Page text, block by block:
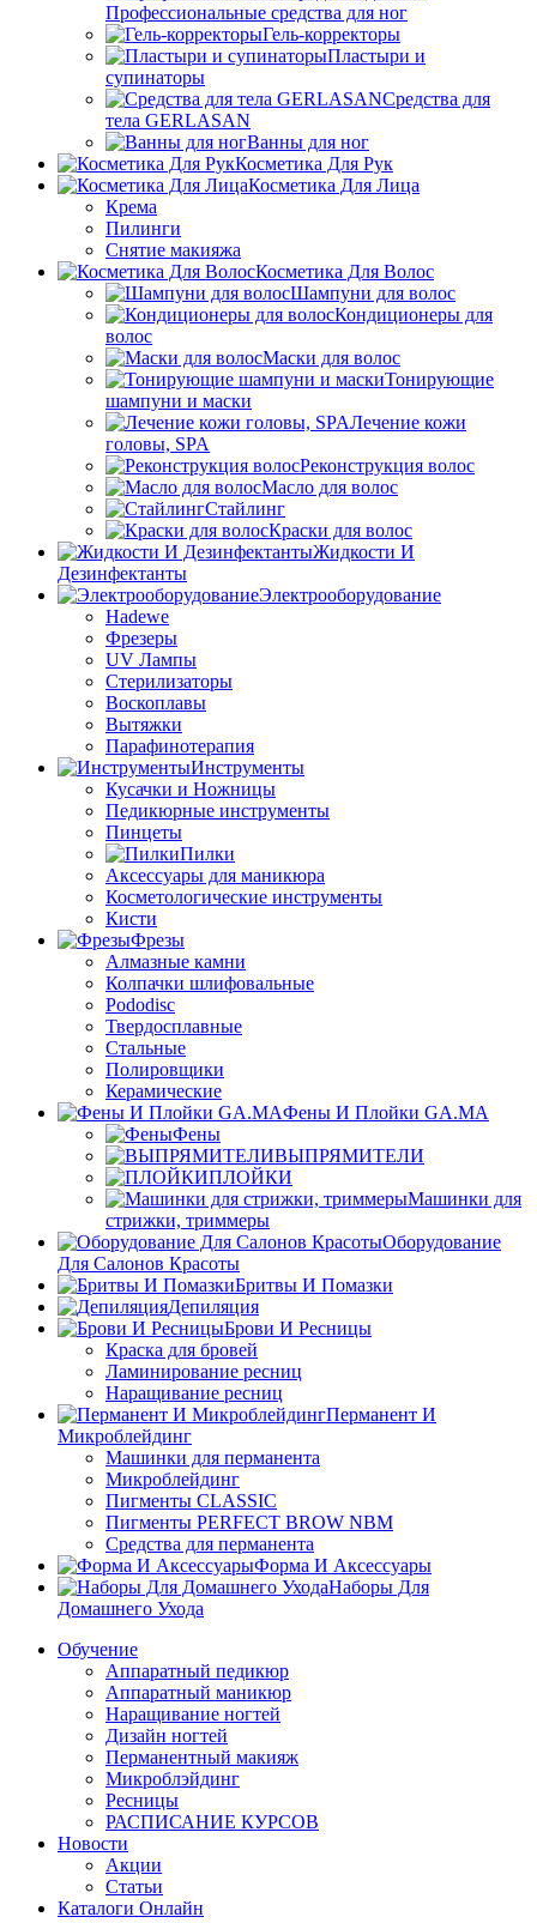
Профессиональные средства для ног
Гель-корректоры
Пластыри и
супинаторы
Средства для
тела GERLASAN
Ванны для ног
Косметика Для Рук
Косметика Для Лица
Крема
Пилинги
Снятие макияжа
Косметика Для Волос
Шампуни для волос
Кондиционеры для
волос
Маски для волос
Тонирующие
шампуни и маски
Лечение кожи
головы, SPA
Реконструкция волос
Масло для волос
Стайлинг
Краски для волос
Жидкости И
Дезинфектанты
Электрооборудование
Hadewe
Фрезеры
UV Лампы
Стерилизаторы
Воскоплавы
Вытяжки
Парафинотерапия
Инструменты
Кусачки и Ножницы
Педикюрные инструменты
Пинцеты
Пилки
Аксессуары для маникюра
Косметологические инструменты
Кисти
Фрезы
Алмазные камни
Колпачки шлифовальные
Pododisc
Твердосплавные
Стальные
Полировщики
Керамические
Фены И Плойки GA.MA
Фены
ВЫПРЯМИТЕЛИ
ПЛОЙКИ
Машинки для
стрижки, триммеры
Оборудование
Для Салонов Красоты
Бритвы И Помазки
Депиляция
Брови И Ресницы
Краска для бровей
Ламинирование ресниц
Наращивание ресниц
Перманент И
Микроблейдинг
Машинки для перманента
Микроблейдинг
Пигменты CLASSIC
Пигменты PERFECT BROW NBM
Средства для перманента
Форма И Аксессуары
Наборы Для
Домашнего Ухода
Обучение
Аппаратный педикюр
Аппаратный маникюр
Наращивание ногтей
Дизайн ногтей
Перманентный макияж
Микроблэйдинг
Ресницы
РАСПИСАНИЕ КУРСОВ
Новости
Акции
Статьи
Каталоги Онлайн